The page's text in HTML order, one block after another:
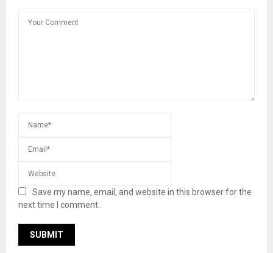
Save my name, email, and website in this browser for the
next time I comment.